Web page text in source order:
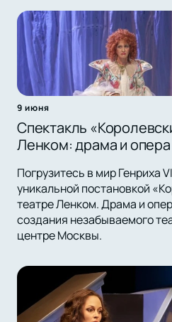
9 июня
Спектакль
Ленком: драма и
Погрузитесь в мир Генриха
уникальной постановкой
театре Ленком. Драма и
создания незабываемого
центре Москвы.